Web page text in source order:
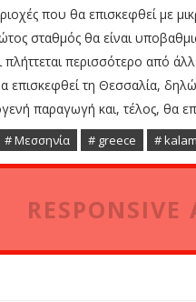
που θα επισκεφθεί με
σταθμός θα είναι
περισσότερο από
επισκεφθεί τη Θεσσαλία,
παραγωγή και, τέλος, θα
# Μεσσηνία # greece #
RESPONSIVE